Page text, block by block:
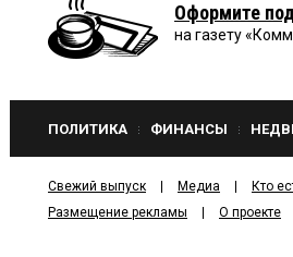
Оформите
на газету
ПОЛИТИКА ФИНАНСЫ
Свежий выпуск Медиа Кто
Размещение рекламы
О проекте